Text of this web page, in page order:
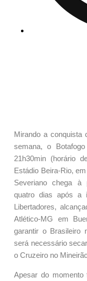
Mirando a conquista
semana, o
21h30min (horário
Estádio Beira-Rio,
Severiano chega à
quatro dias após a
Libertadores,
Atlético-MG em
garantir o Brasileiro
será necessário
o Cruzeiro no
Apesar do